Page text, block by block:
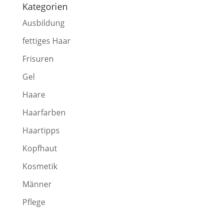
Kategorien
Ausbildung
fettiges Haar
Frisuren
Gel
Haare
Haarfarben
Haartipps
Kopfhaut
Kosmetik
Männer
Pflege